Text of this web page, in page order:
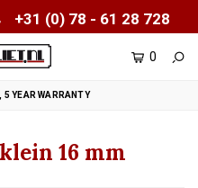
+31 (0) 78 - 61 28 728
0
YEAR WARRANTY
16 mm